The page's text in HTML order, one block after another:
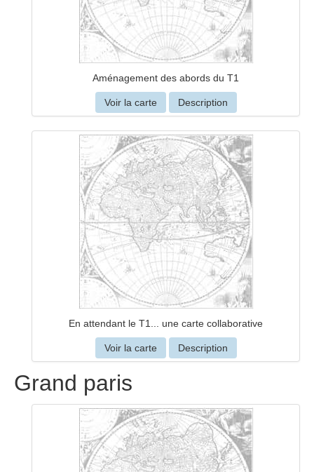
Aménagement des abords du T1
Voir la carte Description
En attendant le T1... une carte collaborative
Voir la carte Description
Grand paris